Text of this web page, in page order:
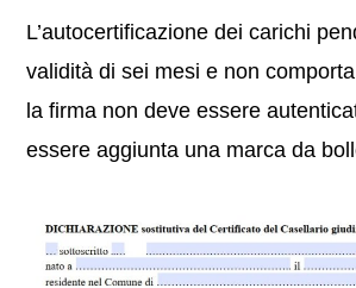
L’autocertificazione dei carichi
validità di sei mesi e non
la firma non deve essere
essere aggiunta una marca da